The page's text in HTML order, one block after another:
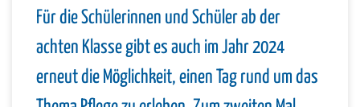
Für die Schülerinnen und Schüler ab der
achten Klasse gibt es auch im Jahr 2024
erneut die Möglichkeit, einen Tag rund um das